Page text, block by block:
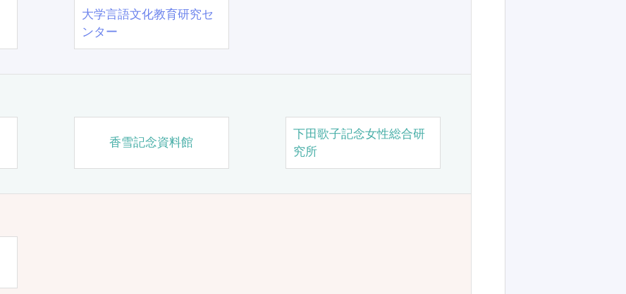
大学言語文化教育研究セ
ンター
香雪記念資料館
下田歌子記念女性総合研
究所